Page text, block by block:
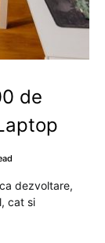
de
dezvoltare,
cat si